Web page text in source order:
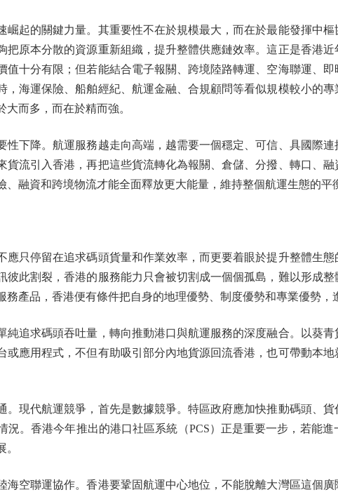
起的關鍵力量。其重要性不在於規模最大，而在於最能發揮中樞
把原本分散的資源重新組織，提升整體供應鏈效率。這正是香港
值十分有限；但若能結合電子報關、跨境陸路轉運、空海聯運、
，海運保險、船舶經紀、航運金融、合規顧問等看似規模較小的
而多，而在於精而強。
下降。航運服務越走向高端，越需要一個穩定、可信、具國際連
貨流引入香港，再把這些貨流轉化為報關、倉儲、分撥、轉口、
融資和跨境物流才能全面釋放更大能量，維持整個航運生態的平
只停留在追求碼頭貨量和作業效率，而更要着眼於提升整體生態
此割裂，香港的服務能力只會被切割成一個個孤島，難以形成整
產品，香港便有條件把自身的地理優勢、制度優勢和專業優勢，
追求碼頭吞吐量，轉向推動港口與航運服務的深度融合。以葵青
或應用程式，不但有助吸引部分內地貨源回流香港，也可帶動本
現代航運競爭，首先是數據競爭。特區政府應加快推動碼頭、貨
。香港今年推出的港口社區系統（PCS）正是重要一步，若能
聯運協作。香港要鞏固航運中心地位，不能脫離大灣區這個廣